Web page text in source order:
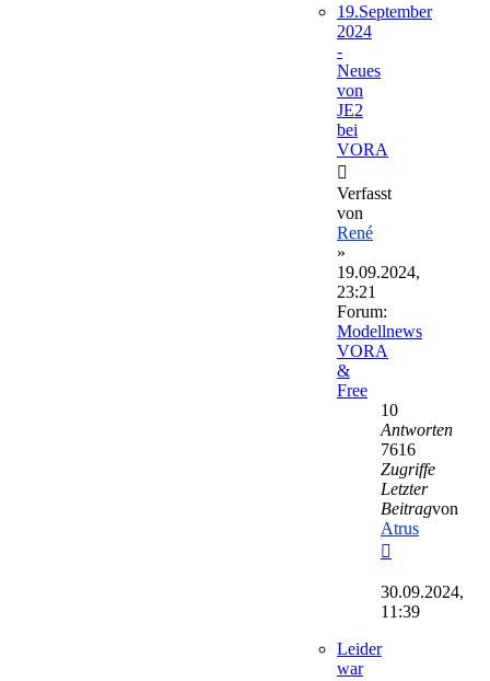
19.September
2024
-
Neues
von
JE2
bei
VORA
Verfasst
von
René
»
19.09.2024,
23:21
Forum:
Modellnews
VORA
&
Free
10
Antworten
7616
Zugriffe
Letzter
Beitragvon
Atrus
Beitrag
30.09.2024,
11:39
Leider
war